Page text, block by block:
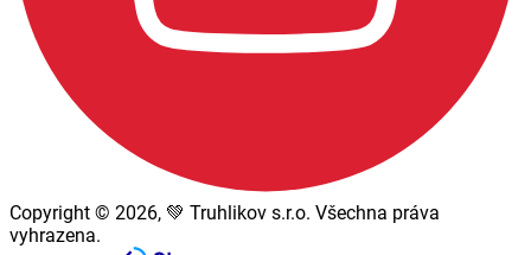
Copyright © 2026, 💚 Truhlikov s.r.o. Všechna práva
vyhrazena.